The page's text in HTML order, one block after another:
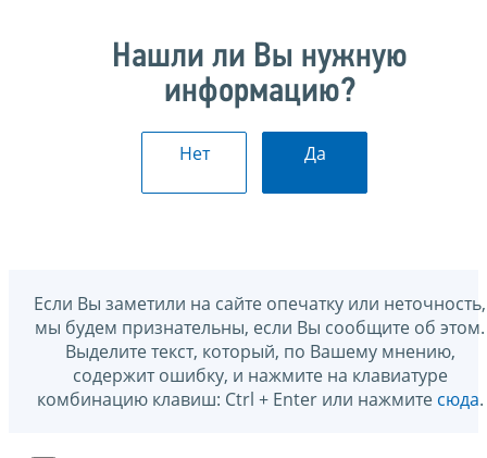
Нашли ли Вы нужную
информацию?
Нет Да
Если Вы заметили на сайте опечатку или неточность,
мы будем признательны, если Вы сообщите об этом.
Выделите текст, который, по Вашему мнению,
содержит ошибку, и нажмите на клавиатуре
комбинацию клавиш: Ctrl + Enter или нажмите сюда.